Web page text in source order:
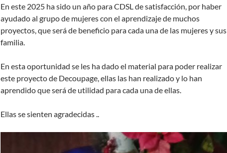
En este 2025 ha sido un año para CDSL de satisfacción, por haber
ayudado al grupo de mujeres con el aprendizaje de muchos
proyectos,que será de beneficio para cada una de las mujeres y sus
familia.
En esta oportunidad se les ha dado el material para poder realizar
este proyecto de Decoupage,ellas las han realizado y lo han
aprendido que será de utilidad para cada una de ellas.
Ellas se sienten agradecidas..